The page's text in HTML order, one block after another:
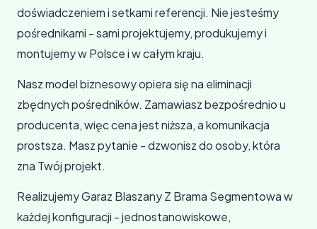
doświadczeniem i setkami referencji. Nie jesteśmy
pośrednikami - sami projektujemy, produkujemy i
montujemy w Polsce i w całym kraju.
Nasz model biznesowy opiera się na eliminacji
zbędnych pośredników. Zamawiasz bezpośrednio u
producenta, więc cena jest niższa, a komunikacja
prostsza. Masz pytanie - dzwonisz do osoby, która
zna Twój projekt.
Realizujemy Garaz Blaszany Z Brama Segmentowa w
każdej konfiguracji - jednostanowiskowe,